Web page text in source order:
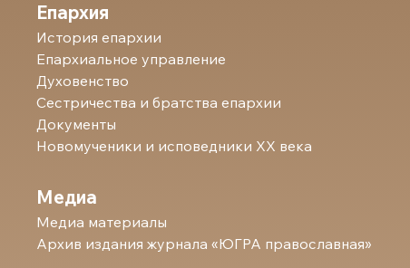
Епархия
История епархии
Епархиальное управление
Духовенство
Сестричества и братства епархии
Документы
Новомученики и исповедники ХХ века
Медиа
Медиа материалы
Архив издания журнала «ЮГРА православная»